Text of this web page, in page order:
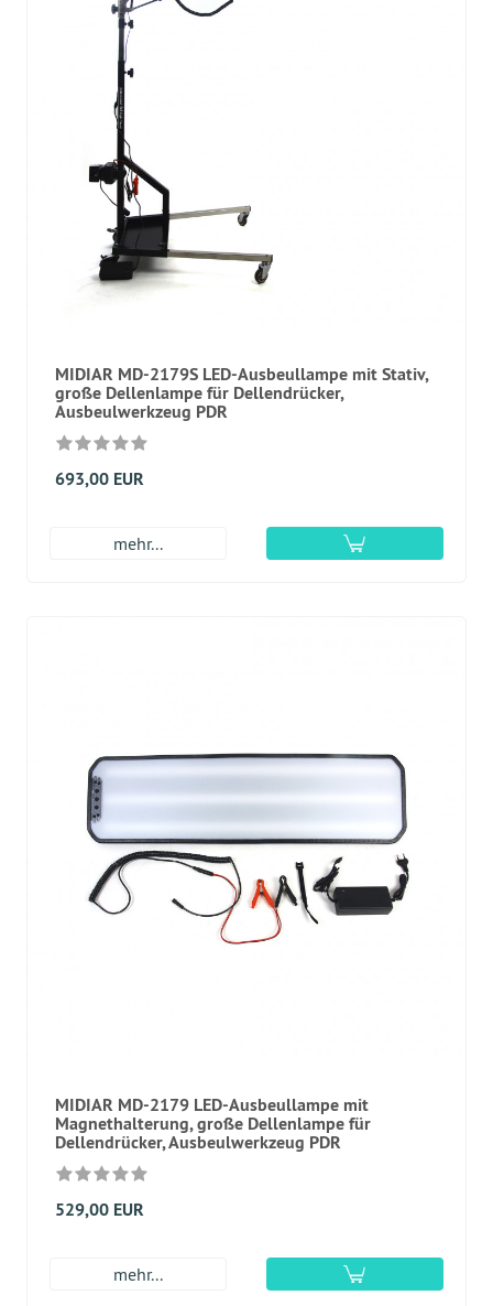
MIDIAR MD-2179S LED-Ausbeullampe mit Stativ,
große Dellenlampe für Dellendrücker,
Ausbeulwerkzeug PDR
693,00 EUR
mehr...
MIDIAR MD-2179 LED-Ausbeullampe mit
Magnethalterung, große Dellenlampe für
Dellendrücker, Ausbeulwerkzeug PDR
529,00 EUR
mehr...